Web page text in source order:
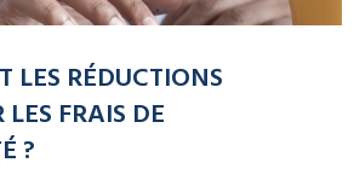
LES RÉDUCTIONS
FRAIS DE
?